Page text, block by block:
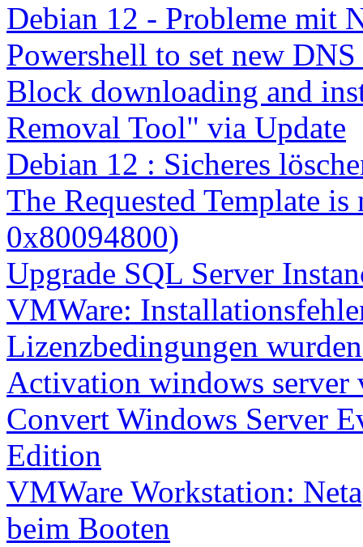
Debian 12 - Probleme mit
Powershell to set new
Block downloading and
Removal Tool" via Update
Debian 12 : Sicheres
The Requested Template
0x80094800)
Upgrade SQL Server
VMWare:
Lizenzbedingungen
Activation windows server
Convert Windows Server
Edition
VMWare Workstation:
beim Booten